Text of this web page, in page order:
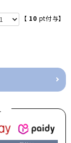
【 10 pt付与】